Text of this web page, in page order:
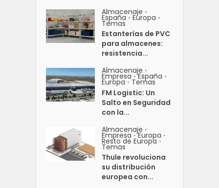
Almacenaje •
España • Europa •
Temas
Estanterías de PVC
para almacenes:
resistencia...
Almacenaje •
Empresa • España •
Europa • Temas
FM Logistic: Un
Salto en Seguridad
con la...
Almacenaje •
Empresa • Europa •
Resto de Europa •
Temas
Thule revoluciona
su distribución
europea con...